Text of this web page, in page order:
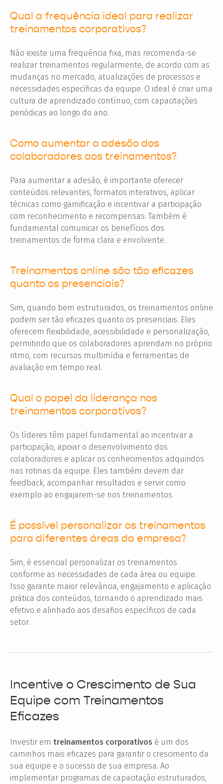
Qual a frequência ideal para realizar
treinamentos corporativos?
Não existe uma frequência fixa, mas recomenda-se
realizar treinamentos regularmente, de acordo com as
mudanças no mercado, atualizações de processos e
necessidades específicas da equipe. O ideal é criar uma
cultura de aprendizado contínuo, com capacitações
periódicas ao longo do ano.
Como aumentar a adesão dos
colaboradores aos treinamentos?
Para aumentar a adesão, é importante oferecer
conteúdos relevantes, formatos interativos, aplicar
técnicas como gamificação e incentivar a participação
com reconhecimento e recompensas. Também é
fundamental comunicar os benefícios dos
treinamentos de forma clara e envolvente.
Treinamentos online são tão eficazes
quanto os presenciais?
Sim, quando bem estruturados, os treinamentos online
podem ser tão eficazes quanto os presenciais. Eles
oferecem flexibilidade, acessibilidade e personalização,
permitindo que os colaboradores aprendam no próprio
ritmo, com recursos multimídia e ferramentas de
avaliação em tempo real.
Qual o papel da liderança nos
treinamentos corporativos?
Os líderes têm papel fundamental ao incentivar a
participação, apoiar o desenvolvimento dos
colaboradores e aplicar os conhecimentos adquiridos
nas rotinas da equipe. Eles também devem dar
feedback, acompanhar resultados e servir como
exemplo ao engajarem-se nos treinamentos.
É possível personalizar os treinamentos
para diferentes áreas da empresa?
Sim, é essencial personalizar os treinamentos
conforme as necessidades de cada área ou equipe.
Isso garante maior relevância, engajamento e aplicação
prática dos conteúdos, tornando o aprendizado mais
efetivo e alinhado aos desafios específicos de cada
setor.
Incentive o Crescimento de Sua
Equipe com Treinamentos
Eficazes
Investir em treinamentos corporativos é um dos
caminhos mais eficazes para garantir o crescimento da
sua equipe e o sucesso de sua empresa. Ao
implementar programas de capacitação estruturados,